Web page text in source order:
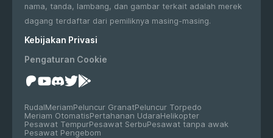
nama, tanda, lambang, dan gambar terkait adalah merek
dagang terdaftar dari pemiliknya masing-masing.
Kebijakan Privasi
Pengaturan Cookie
RudalMeriamPeluncur GranatPeluncur Torpedo
Meriam OtomatisPertahanan UdaraHelikopter
Pesawat TempurPesawat SerbuPesawat tanpa awak
Pesawat Pengebom